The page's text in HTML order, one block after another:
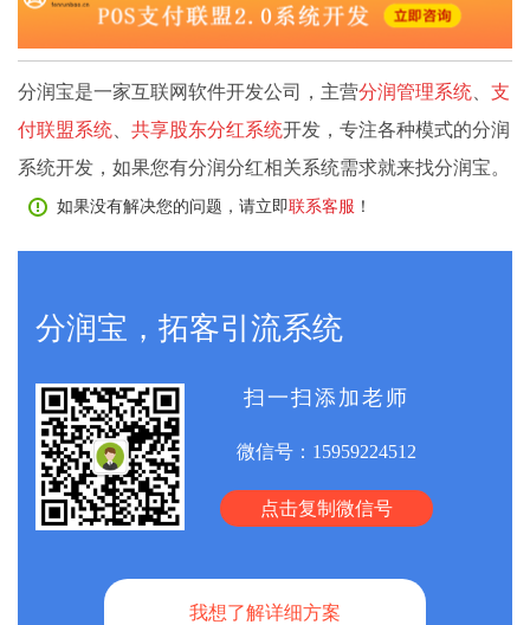
分润宝是一家互联网软件开发公司，主营分润管理系统
支
付联盟系统
共享股东分红系统开发，专注各种模式的分润
系统开发，如果您有分润分红相关系统需求就来找分润宝。
如果没有解决您的问题，请立即联系客服 ！
分润宝，拓客引流系统
扫一扫添加老师
微信号： 15959224512
点击复制微信号
我想了解详细方案